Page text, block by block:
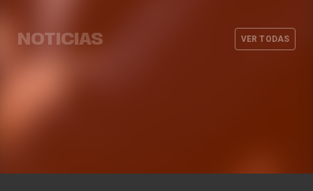
NOTICIAS VER TODAS
Liga Endesa 2016-17